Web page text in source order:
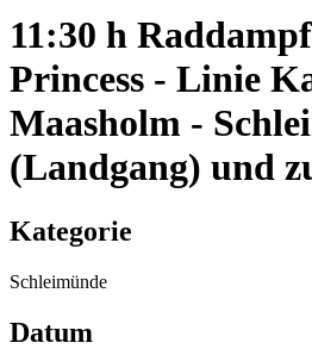
11:30 h
Princess - Linie
Maasholm -
(Landgang) und
Kategorie
Schleimünde
Datum